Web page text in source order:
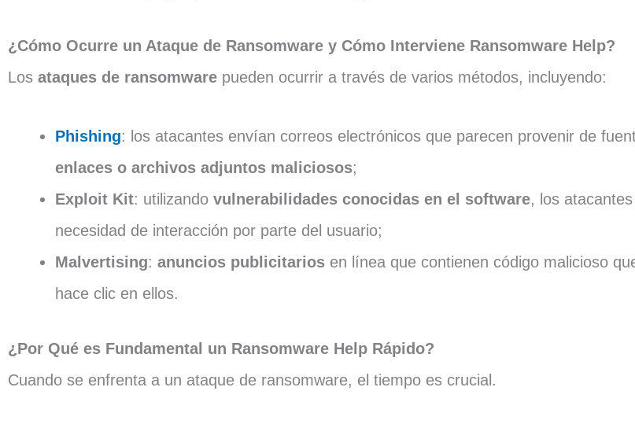
¿Cómo Ocurre un Ataque de Ransomware y Cómo Interviene Ransomware Help?
Los ataques de ransomware pueden ocurrir a través de varios métodos, incluyendo:
Phishing: los atacantes envían correos electrónicos que parecen provenir de
enlaces o archivos adjuntos maliciosos;
Exploit Kit: utilizando vulnerabilidades conocidas en el software, los
necesidad de interacción por parte del usuario;
Malvertising: anuncios publicitarios en línea que contienen código malicioso
hace clic en ellos.
¿Por Qué es Fundamental un Ransomware Help Rápido?
Cuando se enfrenta a un ataque de ransomware, el tiempo es crucial.